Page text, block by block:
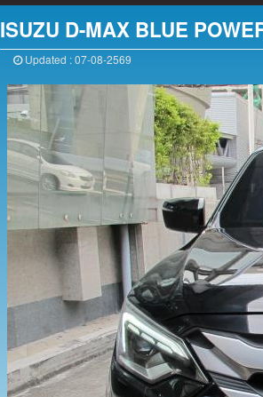
ISUZU D-MAX BLUE
Updated : 07-08-2569